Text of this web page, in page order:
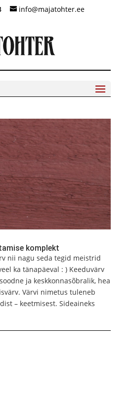
info@majatohter.ee
komplekt
nii nagu seda tegid meistrid
ka tänapäeval : ) Keeduvärv
ja keskkonnasõbralik, hea
Värvi nimetus tuleneb
– keetmisest. Sideaineks